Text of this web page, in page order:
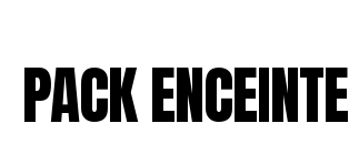
PACK ENCEINTE